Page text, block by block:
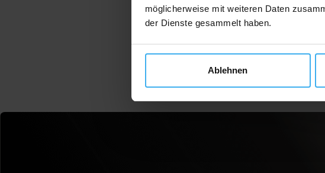
möglicherweise mit weiteren Daten
der Dienste gesammelt haben.
Ablehnen Für